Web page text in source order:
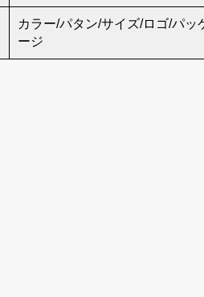
カラー/パタン/サイズ/ロゴ/パッ
ージ